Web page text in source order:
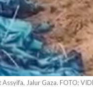
Jalur Gaza. FOTO;